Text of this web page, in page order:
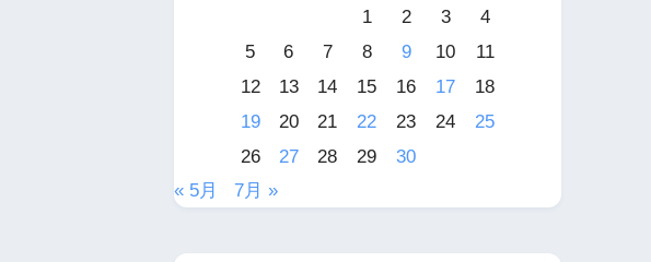
1 2 3
4
5
6 7 8 9 10
11
12
13 14 15 16 17
18
19
20 21 22 23 24
25
26
27 28 29
30
« 5月
7月 »